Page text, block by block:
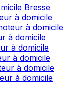
Bresse
à domicile
à domicile
à domicile
à domicile
à domicile
à domicile
à domicile